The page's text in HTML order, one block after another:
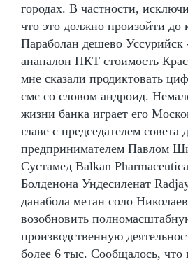
городах. В частности,
что это должно произойти до
Параболан дешево Уссурийск
анапалон ПКТ стоимость
мне сказали продиктовать
смс со словом андроид.
жизни банка играет его
главе с председателем совета
предпринимателем Павлом
Сустамед Balkan
Болденона Ундесиленат
данабола метан соло
возобновить
производственную
более 6 тыс. Сообщалось, что